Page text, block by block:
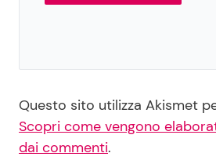
Questo sito utilizza Akismet
Scopri come vengono
dai commenti.